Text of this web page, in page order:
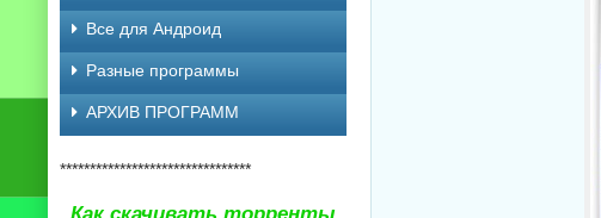
Все для Андроид
Разные программы
АРХИВ ПРОГРАММ
********************************